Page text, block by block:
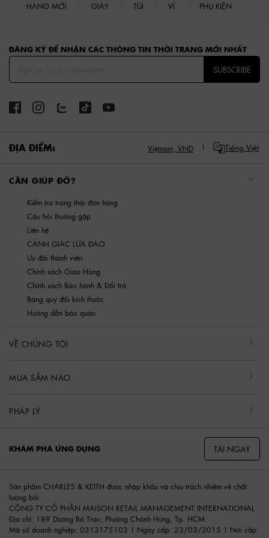
HÀNG MỚI GIÀY TÚI VÍ PHỤ KIỆN
ĐĂNG KÝ ĐỂ NHẬN CÁC THÔNG TIN THỜI TRANG MỚI NHẤT
SUBSCRIBE
ĐỊA ĐIỂM: Việtnam, VND Tiếng Việt
CẦN GIÚP ĐỠ?
Kiểm tra trạng thái đơn hàng
Câu hỏi thường gặp
Liên hệ
CẢNH GIÁC LỪA ĐẢO
Ưu đãi thành viên
Chính sách Giao Hàng
Chính sách Bảo hành & Đổi trả
Bảng quy đổi kích thước
Hướng dẫn bảo quản
VỀ CHÚNG TÔI
MUA SẮM NÀO
PHÁP LÝ
KHÁM PHÁ ỨNG DỤNG TẢI NGAY
Sản phẩm CHARLES & KEITH được nhập khẩu và chịu trách nhiệm về chất
lượng bởi
CÔNG TY CỔ PHẦN MAISON RETAIL MANAGEMENT INTERNATIONAL
Địa chỉ: 189 Dương Bá Trạc, Phường Chánh Hưng, Tp. HCM
Mã số doanh nghiệp: 0313175103 | Ngày cấp: 23/03/2015 | Nơi cấp: